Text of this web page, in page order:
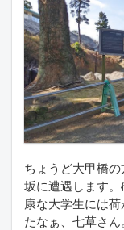
ちょうど大甲橋
坂に遭遇します
康な大学生には
たなぁ、七草さん。